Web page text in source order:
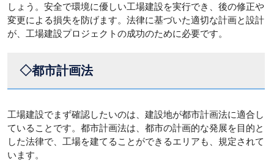
しょう。安全で環境に優しい工場建設を実行でき、後の修正や
変更による損失を防げます。法律に基づいた適切な計画と設計
が、工場建設プロジェクトの成功のために必要です。
◇都市計画法
工場建設でまず確認したいのは、建設地が都市計画法に適合し
ていることです。都市計画法は、都市の計画的な発展を目的と
した法律で、工場を建てることができるエリアも、規定されて
います。